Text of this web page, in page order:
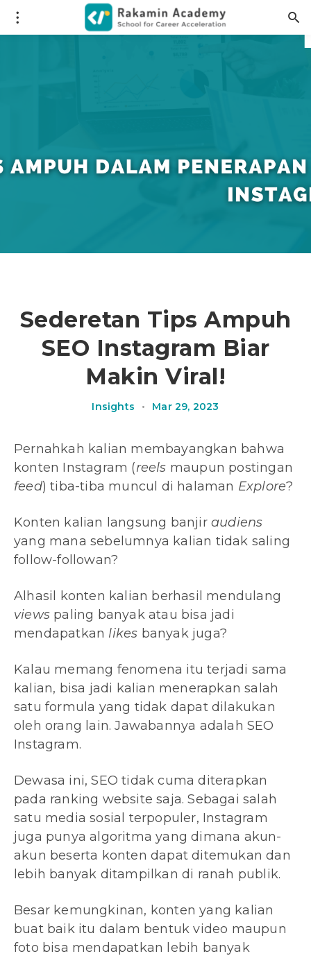
Sederetan Tips Ampuh
SEO Instagram Biar
Makin Viral!
Insights • Mar 29, 2023
Pernahkah kalian membayangkan bahwa
konten Instagram (reels maupun postingan
feed) tiba-tiba muncul di halaman Explore?
Konten kalian langsung banjir audiens
yang mana sebelumnya kalian tidak saling
follow-followan?
Alhasil konten kalian berhasil mendulang
views paling banyak atau bisa jadi
mendapatkan likes banyak juga?
Kalau memang fenomena itu terjadi sama
kalian, bisa jadi kalian menerapkan salah
satu formula yang tidak dapat dilakukan
oleh orang lain. Jawabannya adalah SEO
Instagram.
Dewasa ini, SEO tidak cuma diterapkan
pada ranking website saja. Sebagai salah
satu media sosial terpopuler, Instagram
juga punya algoritma yang dimana akun-
akun beserta konten dapat ditemukan dan
lebih banyak ditampilkan di ranah publik.
Besar kemungkinan, konten yang kalian
buat baik itu dalam bentuk video maupun
foto bisa mendapatkan lebih banyak